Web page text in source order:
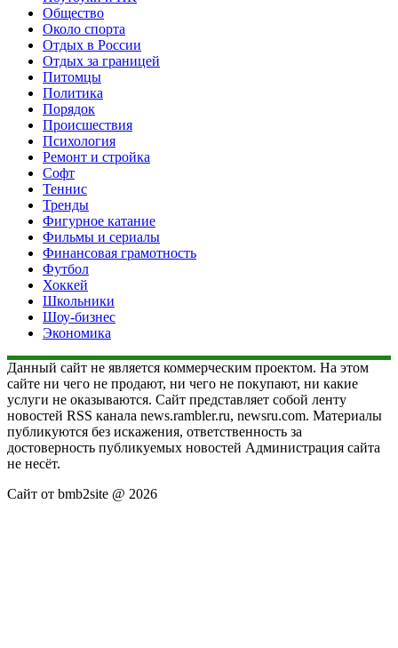
Общество
Около спорта
Отдых в России
Отдых за границей
Питомцы
Политика
Порядок
Происшествия
Психология
Ремонт и стройка
Софт
Теннис
Тренды
Фигурное катание
Фильмы и сериалы
Финансовая грамотность
Футбол
Хоккей
Школьники
Шоу-бизнес
Экономика
Данный сайт не является коммерческим проектом. На этом
сайте ни чего не продают, ни чего не покупают, ни какие
услуги не оказываются. Сайт представляет собой ленту
новостей RSS канала news.rambler.ru, newsru.com. Материалы
публикуются без искажения, ответственность за
достоверность публикуемых новостей Администрация сайта
не несёт.
Сайт от bmb2site @ 2026